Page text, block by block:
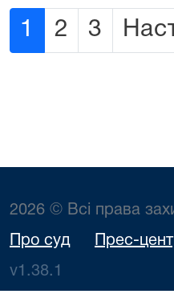
1 2 3
2026 © Всі права
Про суд Прес-
v1.38.1